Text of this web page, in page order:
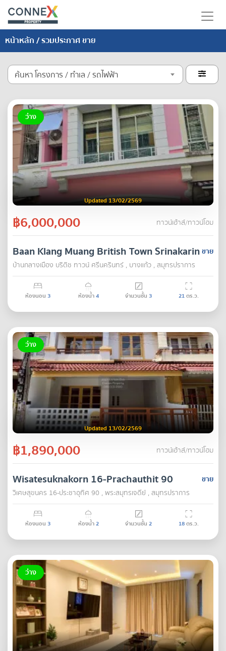
หน้าหลัก/ รวมประกาศ ขาย
ค้นหา โครงการ / ทำเล / รถไฟฟ้า 
ว่าง
Updated 13/02/2569
฿6,000,000 ทาวน์เฮ้าส์/ทาวน์โฮม
ขาย
Baan Klang Muang British Town Srinakarin
บ้านกลางเมือง บริติช ทาวน์ ศรีนครินทร์ , บางแก้ว , สมุทรปราการ
ห้องนอน 3 ห้องน้ำ4 จำนวนชั้น 3 21ตร.ว.
ว่าง
Updated 13/02/2569
฿1,890,000 ทาวน์เฮ้าส์/ทาวน์โฮม
ขาย
Wisatesuknakorn 16-Prachauthit 90
วิเศษสุขนคร 16-ประชาอุทิศ 90 , พระสมุทรเจดีย์ , สมุทรปราการ
ห้องนอน 3 ห้องน้ำ2 จำนวนชั้น 2 18ตร.ว.
ว่าง